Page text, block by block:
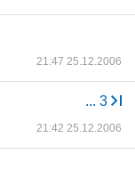
21:47 25.12.2006
... 3
21:42 25.12.2006